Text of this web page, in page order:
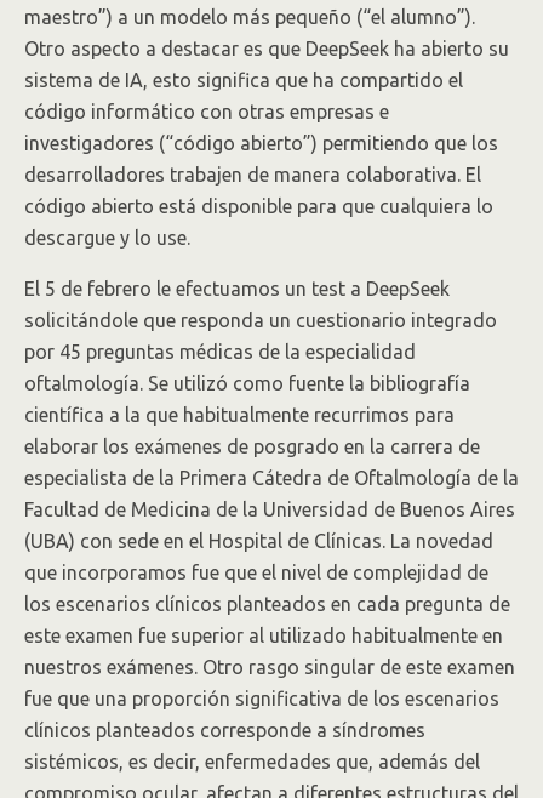
maestro”) a un modelo más pequeño (“el alumno”).
Otro aspecto a destacar es que DeepSeek ha abierto su
sistema de IA, esto significa que ha compartido el
código informático con otras empresas e
investigadores (“código abierto”) permitiendo que los
desarrolladores trabajen de manera colaborativa. El
código abierto está disponible para que cualquiera lo
descargue y lo use.
El 5 de febrero le efectuamos un test a DeepSeek
solicitándole que responda un cuestionario integrado
por 45 preguntas médicas de la especialidad
oftalmología. Se utilizó como fuente la bibliografía
científica a la que habitualmente recurrimos para
elaborar los exámenes de posgrado en la carrera de
especialista de la Primera Cátedra de Oftalmología de la
Facultad de Medicina de la Universidad de Buenos Aires
(UBA) con sede en el Hospital de Clínicas. La novedad
que incorporamos fue que el nivel de complejidad de
los escenarios clínicos planteados en cada pregunta de
este examen fue superior al utilizado habitualmente en
nuestros exámenes. Otro rasgo singular de este examen
fue que una proporción significativa de los escenarios
clínicos planteados corresponde a síndromes
sistémicos, es decir, enfermedades que, además del
compromiso ocular, afectan a diferentes estructuras del